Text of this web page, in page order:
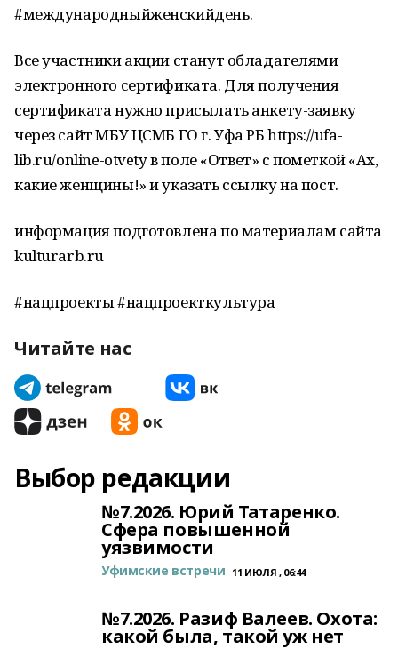
#международныйженскийдень.
Все участники акции станут обладателями
электронного сертификата. Для получения
сертификата нужно присылать анкету-заявку
через сайт МБУ ЦСМБ ГО г. Уфа РБ https://ufa-
lib.ru/online-otvety в поле «Ответ» с пометкой «Ах,
какие женщины!» и указать ссылку на пост.
информация подготовлена по материалам сайта
kulturarb.ru
#нацпроекты #нацпроекткультура
Читайте нас
Выбор редакции
№7.2026. Юрий Татаренко.
Сфера повышенной
уязвимости
Уфимские встречи 11 ИЮЛЯ , 06:44
№7.2026. Разиф Валеев. Охота:
какой была, такой уж нет